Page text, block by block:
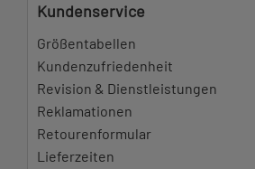
Kundenservice
Größentabellen
Kundenzufriedenheit
Revision & Dienstleistungen
Reklamationen
Retourenformular
Lieferzeiten